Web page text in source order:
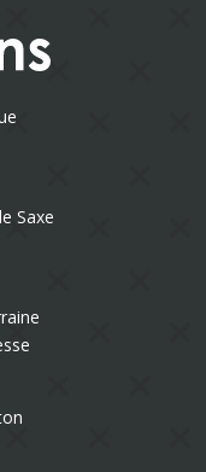
Saxe